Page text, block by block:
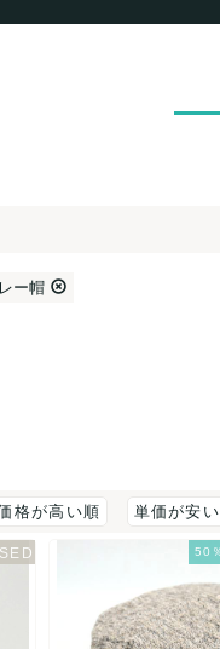
ー帽
格が高い順 単価が安
50